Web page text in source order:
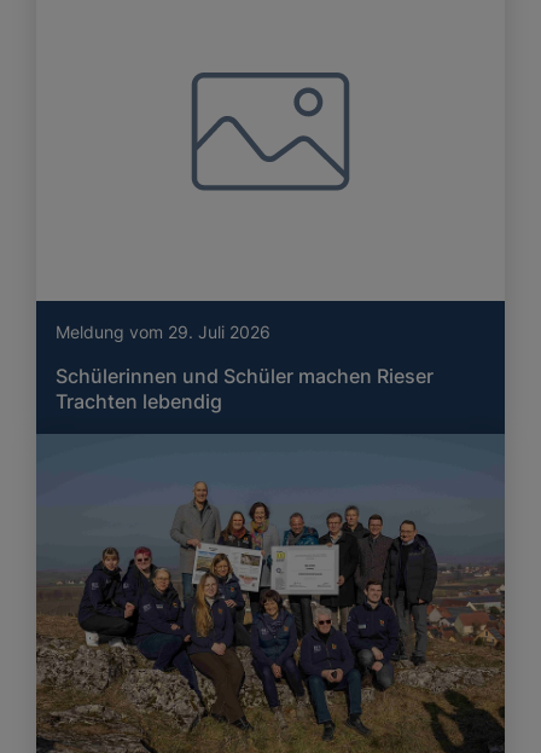
Meldung vom 29. Juli 2026
Schülerinnen und Schüler machen Rieser
Trachten lebendig